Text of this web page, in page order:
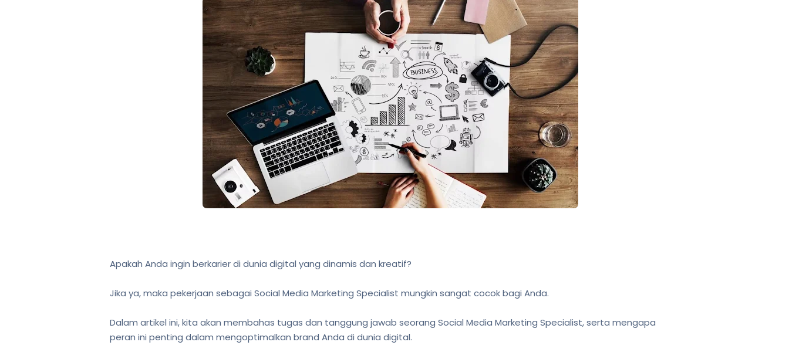
Apakah Anda ingin berkarier di dunia digital yang dinamis dan kreatif?
Jika ya, maka pekerjaan sebagai Social Media Marketing Specialist mungkin sangat cocok bagi Anda.
Dalam artikel ini, kita akan membahas tugas dan tanggung jawab seorang Social Media Marketing Specialist, serta mengapa
peran ini penting dalam mengoptimalkan brand Anda di dunia digital.